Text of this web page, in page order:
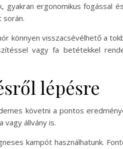
ergonomikus fogással
során.
könnyen visszacsévélhető a
vagy fa betétekkel
lépésre
követni a pontos
vagy állvány is.
kampót használhatunk.